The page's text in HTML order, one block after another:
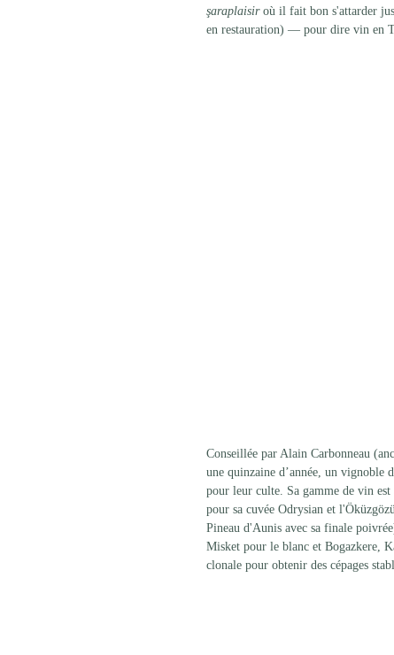
şaraplaisir où il fait bon s'attarder
en restauration) — pour dire vin en
Conseillée par Alain Carbonneau
une quinzaine d’année, un vignoble
pour leur culte. Sa gamme de vin
pour sa cuvée Odrysian et
Pineau d'Aunis avec sa finale
Misket pour le blanc et Bogazkere,
clonale pour obtenir des cépages